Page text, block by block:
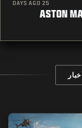
25 DAYS AGO
ASTON